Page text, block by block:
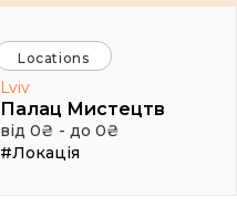
Locations
Lviv
Палац Мистецтв
від 0₴ - до 0₴
#Локація